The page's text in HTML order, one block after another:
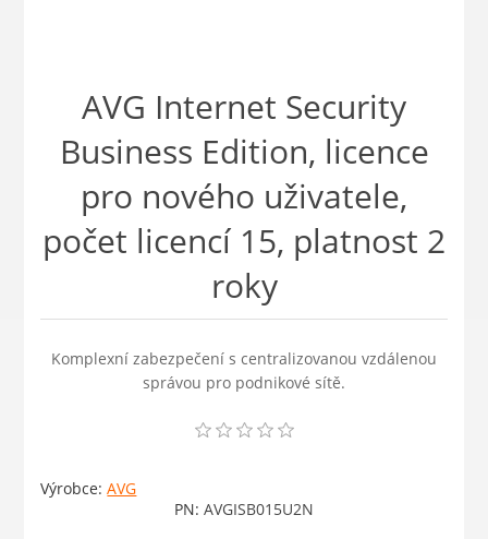
AVG Internet Security
Business Edition, licence
pro nového uživatele,
počet licencí 15, platnost 2
roky
Komplexní zabezpečení s centralizovanou vzdálenou
správou pro podnikové sítě.
Výrobce: AVG
PN: AVGISB015U2N